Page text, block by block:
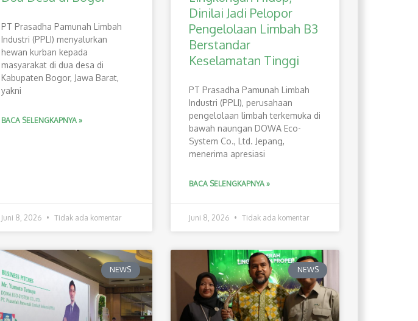
PT Prasadha Pamunah Limbah
Industri (PPLI) menyalurkan
hewan kurban kepada
masyarakat di dua desa di
Kabupaten Bogor, Jawa Barat,
yakni
BACA SELENGKAPNYA »
Juni 8, 2026 Tidak ada komentar
Dinilai Jadi Pelopor
Pengelolaan Limbah B3
Berstandar
Keselamatan Tinggi
PT Prasadha Pamunah Limbah
Industri (PPLI), perusahaan
pengelolaan limbah terkemuka di
bawah naungan DOWA Eco-
System Co., Ltd. Jepang,
menerima apresiasi
BACA SELENGKAPNYA »
Juni 8, 2026 Tidak ada komentar
NEWS NEWS